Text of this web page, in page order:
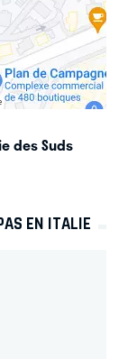
des Suds
EN ITALIE